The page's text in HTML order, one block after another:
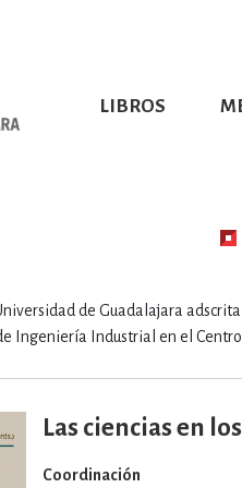
LIBROS
HISTORIA
de Guadalajara
Ingeniería Industrial en el
Las ciencias en
Coordinación